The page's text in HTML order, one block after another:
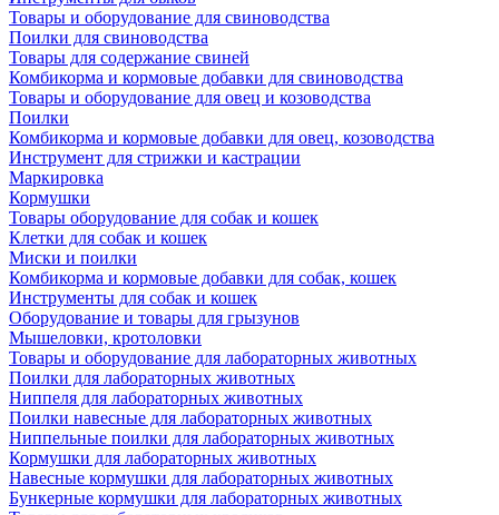
Товары и оборудование для свиноводства
Поилки для свиноводства
Товары для содержание свиней
Комбикорма и кормовые добавки для свиноводства
Товары и оборудование для овец и козоводства
Поилки
Комбикорма и кормовые добавки для овец, козоводства
Инструмент для стрижки и кастрации
Маркировка
Кормушки
Товары оборудование для собак и кошек
Клетки для собак и кошек
Миски и поилки
Комбикорма и кормовые добавки для собак, кошек
Инструменты для собак и кошек
Оборудование и товары для грызунов
Мышеловки, кротоловки
Товары и оборудование для лабораторных животных
Поилки для лабораторных животных
Ниппеля для лабораторных животных
Поилки навесные для лабораторных животных
Ниппельные поилки для лабораторных животных
Кормушки для лабораторных животных
Навесные кормушки для лабораторных животных
Бункерные кормушки для лабораторных животных